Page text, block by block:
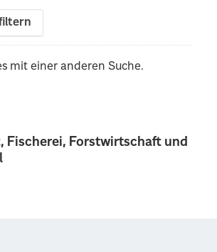
Fischerei, Forstwirtschaft und
mit einer anderen Suche.